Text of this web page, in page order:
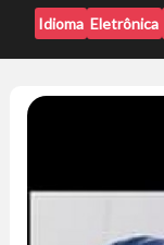
Idioma Eletrônica